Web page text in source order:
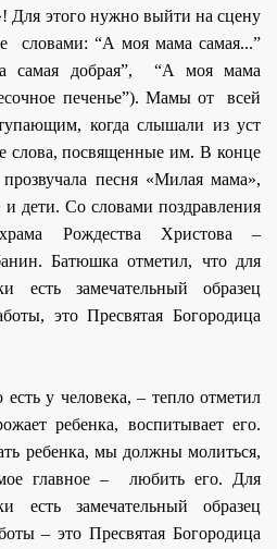
Для этого нужно выйти на сцену
словами: “А моя мама самая...”
самая добрая”, “А моя мама
печенье”). Мамы от всей
когда слышали из уст
слова, посвященные им. В конце
песня «Милая мама»,
дети. Со словами поздравления
Рождества Христова –
Батюшка отметил, что для
есть замечательный образец
это Пресвятая Богородица
у человека, – тепло отметил
ребенка, воспитывает его.
ребенка, мы должны молиться,
главное – любить его. Для
есть замечательный образец
– это Пресвятая Богородица